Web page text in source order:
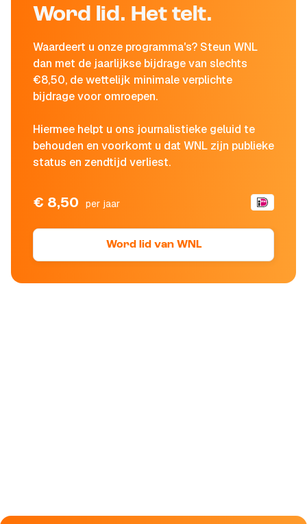
Word lid. Het telt.
Waardeert u onze programma's? Steun WNL
dan met de jaarlijkse bijdrage van slechts
€8,50, de wettelijk minimale verplichte
bijdrage voor omroepen.
Hiermee helpt u ons journalistieke geluid te
behouden en voorkomt u dat WNL zijn publieke
status en zendtijd verliest.
€ 8,50 per jaar
Word lid van WNL